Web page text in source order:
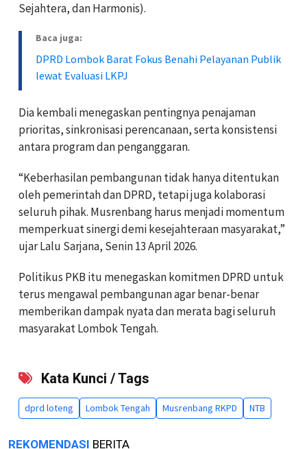
Sejahtera, dan Harmonis).
Baca juga:
DPRD Lombok Barat Fokus Benahi Pelayanan Publik
lewat Evaluasi LKPJ
Dia kembali menegaskan pentingnya penajaman
prioritas, sinkronisasi perencanaan, serta konsistensi
antara program dan penganggaran.
“Keberhasilan pembangunan tidak hanya ditentukan
oleh pemerintah dan DPRD, tetapi juga kolaborasi
seluruh pihak. Musrenbang harus menjadi momentum
memperkuat sinergi demi kesejahteraan masyarakat,”
ujar Lalu Sarjana, Senin 13 April 2026.
Politikus PKB itu menegaskan komitmen DPRD untuk
terus mengawal pembangunan agar benar-benar
memberikan dampak nyata dan merata bagi seluruh
masyarakat Lombok Tengah.
Kata Kunci / Tags
dprd loteng Lombok Tengah Musrenbang RKPD NTB
REKOMENDASI BERITA